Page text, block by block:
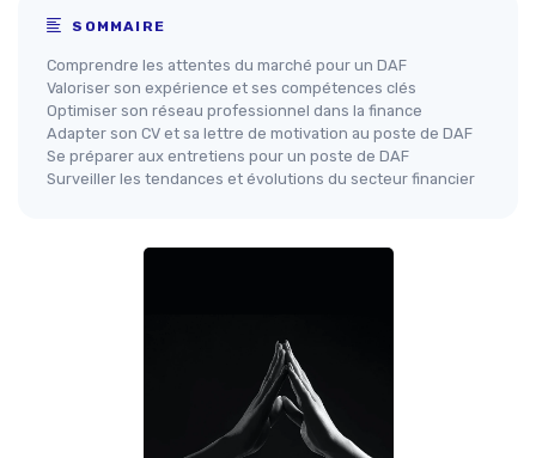
SOMMAIRE
Comprendre les attentes du marché pour un DAF
Valoriser son expérience et ses compétences clés
Optimiser son réseau professionnel dans la finance
Adapter son CV et sa lettre de motivation au poste de DAF
Se préparer aux entretiens pour un poste de DAF
Surveiller les tendances et évolutions du secteur financier